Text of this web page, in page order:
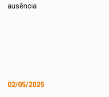
02/05/2025